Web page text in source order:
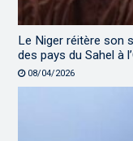
Le Niger réitère son
des pays du Sahel à
08/04/2026